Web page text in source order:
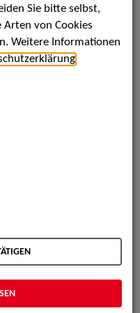
als PDF speichern
Scherenschnitt
Sie bitte selbst,
Arten von Cookies
Weitere Informationen